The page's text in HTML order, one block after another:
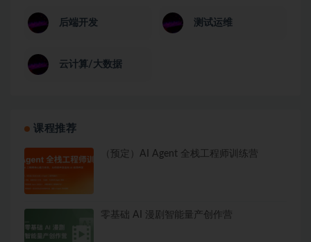
后端开发 测试运维
云计算/大数据
课程推荐
（预定）AI Agent 全栈工程师训练营
零基础 AI 漫剧智能量产创作营